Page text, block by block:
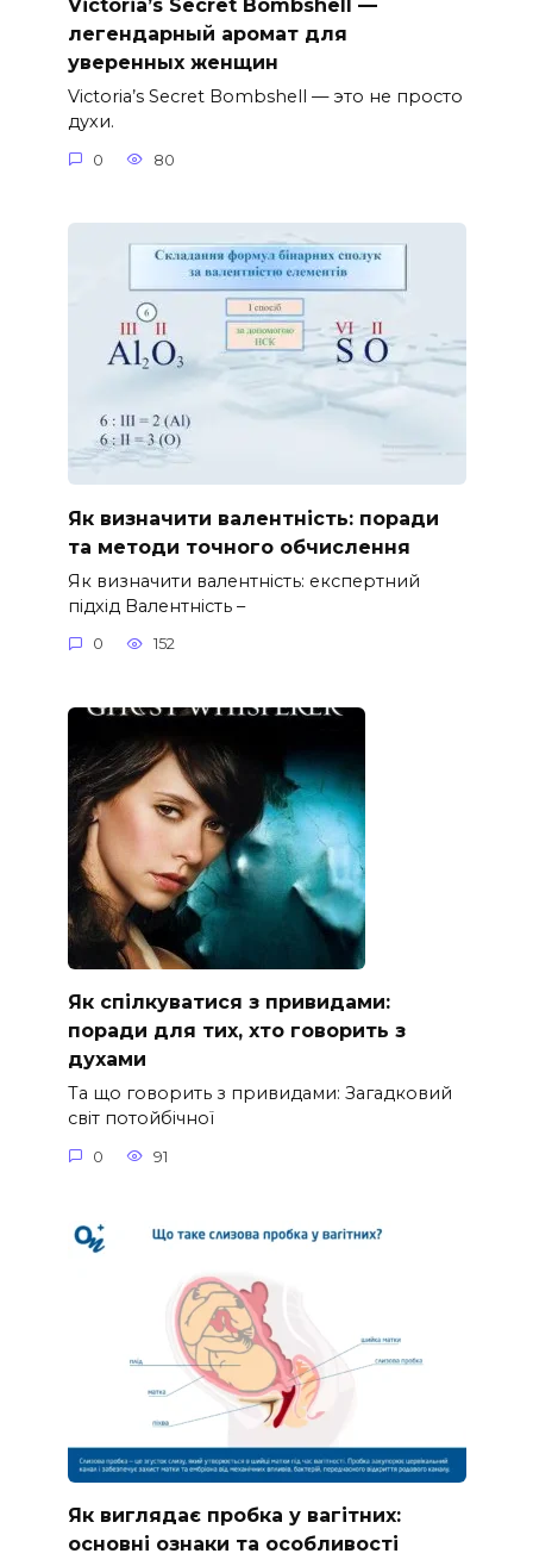
Victoria’s Secret Bombshell —
легендарный аромат для
уверенных женщин
Victoria’s Secret Bombshell — это не просто
духи.
0 80
Як визначити валентність: поради
та методи точного обчислення
Як визначити валентність: експертний
підхід Валентність –
0 152
Як спілкуватися з привидами:
поради для тих, хто говорить з
духами
Та що говорить з привидами: Загадковий
світ потойбічної
0 91
Як виглядає пробка у вагітних:
основні ознаки та особливості